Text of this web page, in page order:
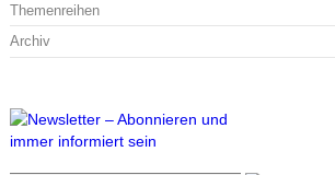
Themenreihen
Archiv